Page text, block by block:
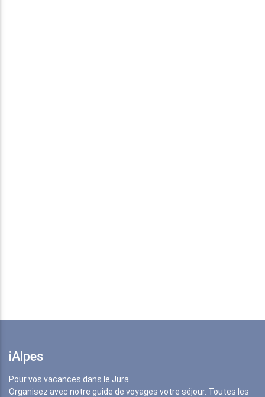
iAlpes
Pour vos vacances dans le Jura
Organisez avec notre guide de voyages votre séjour. Toutes les